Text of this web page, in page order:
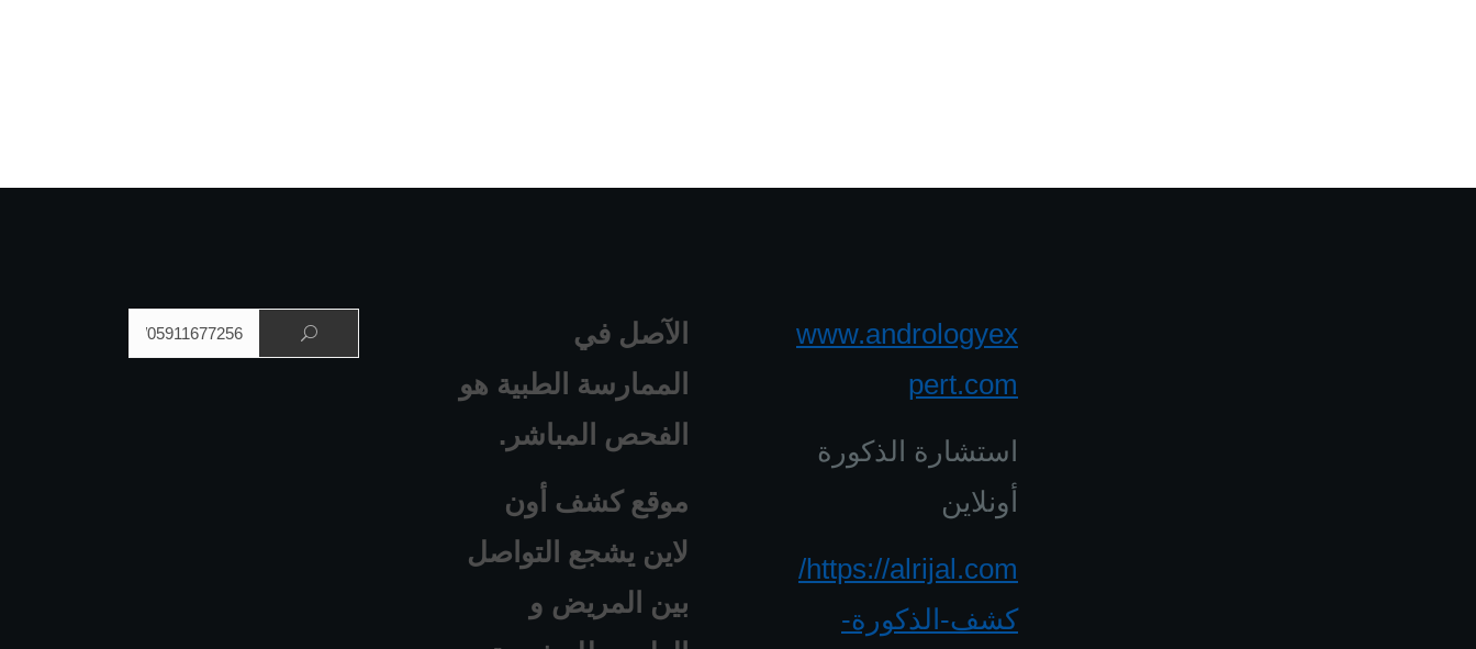
الآصل في
الممارسة الطبية هو
الفحص المباشر.
موقع كشف أون
لاين يشجع التواصل
بين المريض و
www.andrologyex
pert.com
استشارة الذكورة
أونلاين
https://alrijal.com/
كشف-الذكورة-